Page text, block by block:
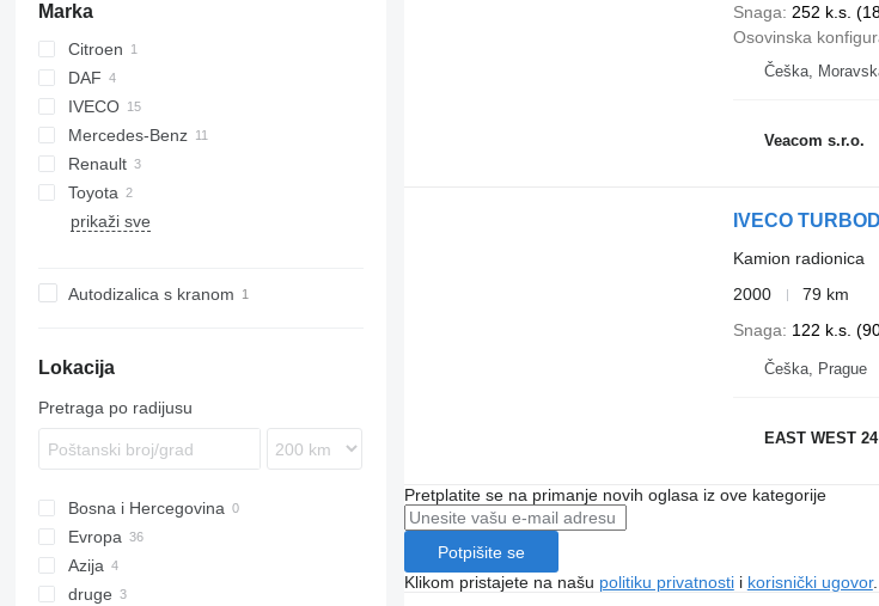
Marka
Citroen
DAF
LF
XF
IVECO
Daily
EuroCargo
TGM
Mercedes-Benz
Atego
Axor
Sprinter
Movano
Renault
G-series
Master
Toyota
Land Cruiser
FM
prikaži sve
Autodizalica s kranom
Lokacija
Pretraga po radijusu
Bosna i Hercegovina
Evropa
Poljska
Azija
Ujedinjeni Arapski Emirati
druge
Snaga
252 k.s.
Osovinska
Češka,
Veacom s.r.o.
IVECO
Kamion radionica
2000
79 km
Snaga
122 k.s.
Češka, Prague
EAST WEST
Pretplatite se na primanje novih oglasa iz ove kategorije
Potpišite se
Klikom pristajete na našu politiku privatnostii korisnički ugovor.